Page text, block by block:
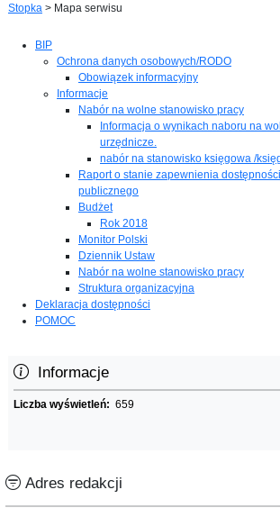
Stopka > Mapa serwisu
BIP
Ochrona danych osobowych/RODO
Obowiązek informacyjny
Informacje
Nabór na wolne stanowisko pracy
Informacja o wynikach naboru na
urzędnicze.
nabór na stanowisko księgowa /
Raport o stanie zapewnienia
publicznego
Budżet
Rok 2018
Monitor Polski
Dziennik Ustaw
Nabór na wolne stanowisko pracy
Struktura organizacyjna
Deklaracja dostępności
POMOC
Informacje
Liczba wyświetleń: 659
Adres redakcji